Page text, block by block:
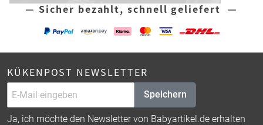
— Sicher bezahlt, schnell geliefert —
KÜKENPOST NEWSLETTER
Speichern
Ja, ich möchte den Newsletter von Babyartikel.de erhalten